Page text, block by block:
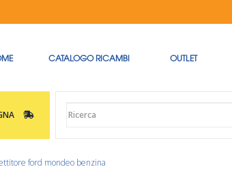
CATALOGO RICAMBI OUTLET
ford mondeo benzina